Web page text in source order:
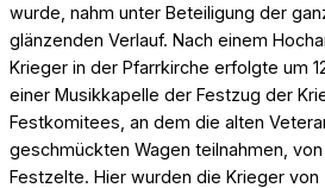
wurde, nahm unter Beteiligung der
glänzenden Verlauf. Nach einem
Krieger in der Pfarrkirche erfolgte um
einer Musikkapelle der Festzug der
Festkomitees, an dem die alten
geschmückten Wagen teilnahmen,
Festzelte. Hier wurden die Krieger